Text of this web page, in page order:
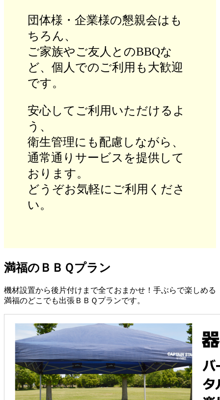
団体様・企業様の懇親会はも
ちろん、
ご家族やご友人とのBBQな
ど、個人でのご利用も大歓迎
です。
安心してご利用いただけるよ
う、
衛生管理にも配慮しながら、
通常通りサービスを提供して
おります。
どうぞお気軽にご利用くださ
い。
満福のＢＢＱプラン
機材設置から後片付けまで全ておまかせ！手ぶらで楽しめる
満福のどこでも出張ＢＢＱプランです。